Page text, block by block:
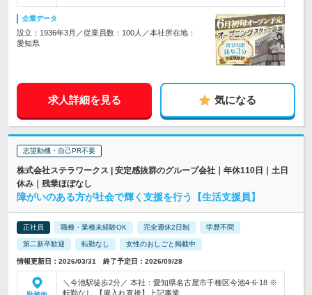
企業データ
設立：1936年3月／従業員数：100人／本社所在地：
愛知県
求人詳細を見る 気になる
志望動機・自己PR不要
株式会社ステラワークス | 安定感抜群のグループ会社｜年休110日｜土日
休み｜残業ほぼなし
障がいのある方が社会で輝く支援を行う【生活支援員】
正社員 職種・業種未経験OK 完全週休2日制 学歴不問
第二新卒歓迎 転勤なし 女性のおしごと掲載中
情報更新日：2026/03/31 終了予定日：2026/09/28
＼今池駅徒歩2分／ 本社：愛知県名古屋市千種区今池4-6-18 ※
転勤なし 【雇入れ直後】上記事業…